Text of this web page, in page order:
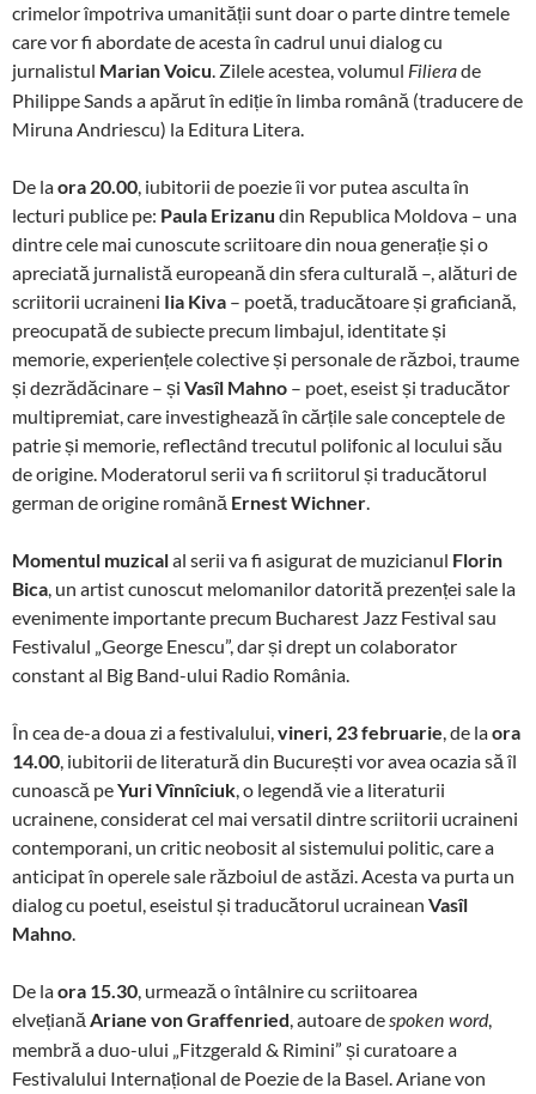
crimelor împotriva umanității sunt doar o parte dintre temele
care vor fi abordate de acesta în cadrul unui dialog cu
jurnalistul Marian Voicu. Zilele acestea, volumul Filierade
Philippe Sands a apărut în ediție în limba română (traducere de
Miruna Andriescu) la Editura Litera.
De laora 20.00, iubitorii de poezie îi vor putea asculta în
lecturi publice pe: Paula Erizanu din Republica Moldova – una
dintre cele mai cunoscute scriitoare din noua generație și o
apreciată jurnalistă europeană din sfera culturală –, alături de
scriitorii ucraineni Iia Kiva – poetă, traducătoare și graficiană,
preocupată de subiecte precum limbajul, identitate și
memorie, experiențele colective și personale de război, traume
și dezrădăcinare – și Vasîl Mahno – poet, eseist și traducător
multipremiat, care investighează în cărțile sale conceptele de
patrie și memorie, reflectând trecutul polifonic al locului său
de origine. Moderatorul serii va fi scriitorul și traducătorul
german de origine română Ernest Wichner.
Momentul muzicalal serii va fi asigurat de muzicianul Florin
Bica, un artist cunoscut melomanilor datorită prezenței sale la
evenimente importante precum Bucharest Jazz Festival sau
Festivalul „George Enescu”, dar și drept un colaborator
constant al Big Band-ului Radio România.
În cea de-a doua zi a festivalului,vineri, 23 februarie, de laora
14.00, iubitorii de literatură din București vor avea ocazia să îl
cunoască peYuri Vînnîciuk, o legendă vie a literaturii
ucrainene, considerat cel mai versatil dintre scriitorii ucraineni
contemporani, un critic neobosit al sistemului politic, care a
anticipat în operele sale războiul de astăzi. Acesta va purta un
dialog cu poetul, eseistul și traducătorul ucrainean Vasîl
Mahno.
De laora 15.30, urmează o întâlnire cu scriitoarea
elvețiană Ariane von Graffenried, autoare despoken word,
membră a duo-ului „Fitzgerald & Rimini” și curatoare a
Festivalului Internațional de Poezie de la Basel. Ariane von